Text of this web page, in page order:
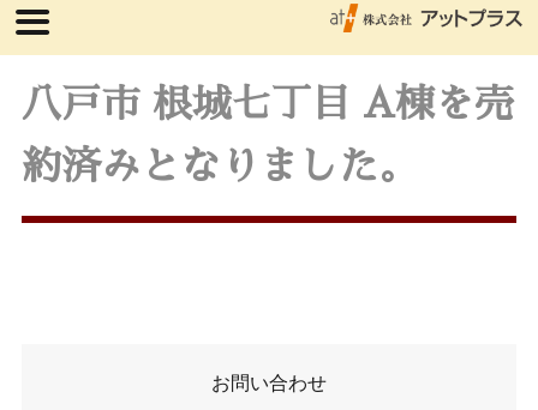
八戸市 根城七丁目 A棟を売
約済みとなりました。
お問い合わせ